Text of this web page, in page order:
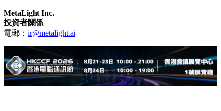
MetaLight Inc.
投資者關係
電郵： ir@metalight.ai